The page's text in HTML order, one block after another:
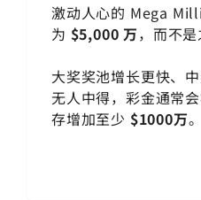
激动人心的 Mega
为 $5,000 万，而不
大奖奖池增长更快、
无人中得，彩金通常
存增加至少 $1000万。